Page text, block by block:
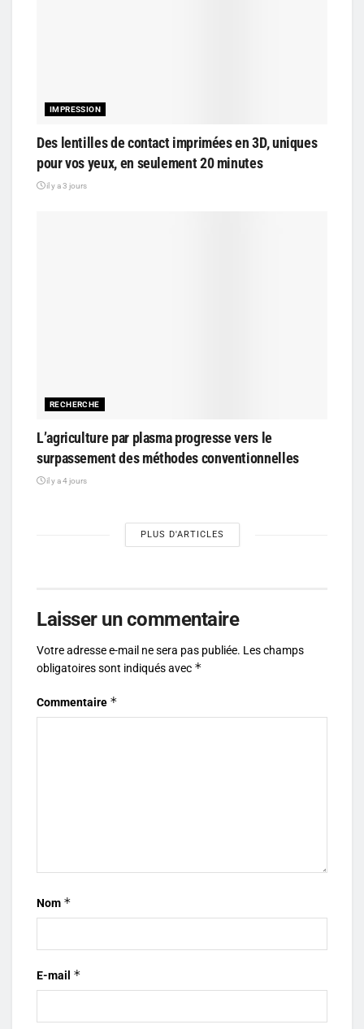
IMPRESSION
Des lentilles de contact imprimées en 3D, uniques
pour vos yeux, en seulement 20 minutes
il y a 3 jours
RECHERCHE
L’agriculture par plasma progresse vers le
surpassement des méthodes conventionnelles
il y a 4 jours
PLUS D'ARTICLES
Laisser un commentaire
Votre adresse e-mail ne sera pas publiée. Les champs
obligatoires sont indiqués avec *
Commentaire *
Nom *
E-mail *